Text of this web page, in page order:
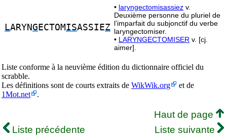
LARYNG ECTOMISASSIEZ
• laryngectomisassiez v.
Deuxième personne du pluriel de
l’imparfait du subjonctif du verbe
laryngectomiser.
• LARYNGECTOMISER v. [cj.
aimer].
Liste conforme à la neuvième édition du dictionnaire officiel du
scrabble.
Les définitions sont de courts extraits de WikWik.org
et de
1Mot.net
.
Haut de page
Liste précédente
Liste suivante